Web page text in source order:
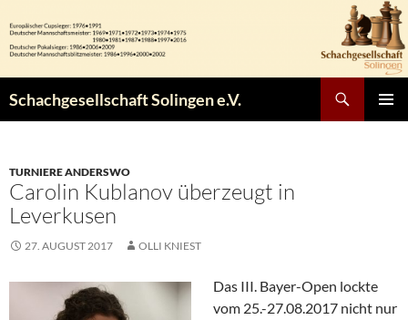
Inhalt
springen
Schachgesellschaft Solingen e.V.
TURNIERE ANDERSWO
Carolin Kublanov überzeugt in
Leverkusen
27. AUGUST 2017 OLLI KNIEST
Das III. Bayer-Open lockte
vom 25.-27.08.2017 nicht nur